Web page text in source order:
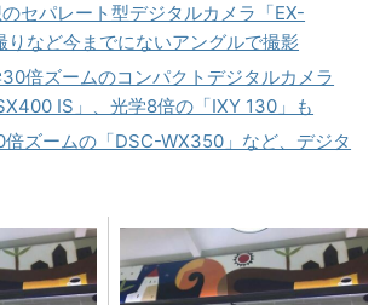
セパレート型デジタルカメラ「EX-
りなど今までにないアングルで撮影
倍ズームのコンパクトデジタルカメラ
IS」、光学8倍の「IXY 130」も
倍ズームの「DSC-WX350」など、デジタ